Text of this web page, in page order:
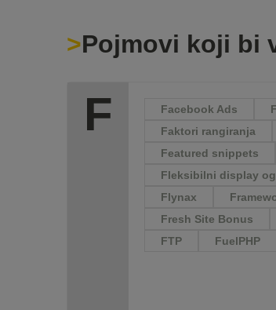
Pojmovi koji bi
F Facebook Ads
Faktori rangiranja
Featured snippets
Fleksibilni display
Flynax
Fresh Site Bonus
FTP
FuelPHP